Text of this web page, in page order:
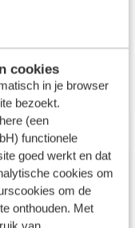
cookies
in je browser
bezoekt.
(een
functionele
goed werkt en dat
cookies om
om de
onthouden. Met